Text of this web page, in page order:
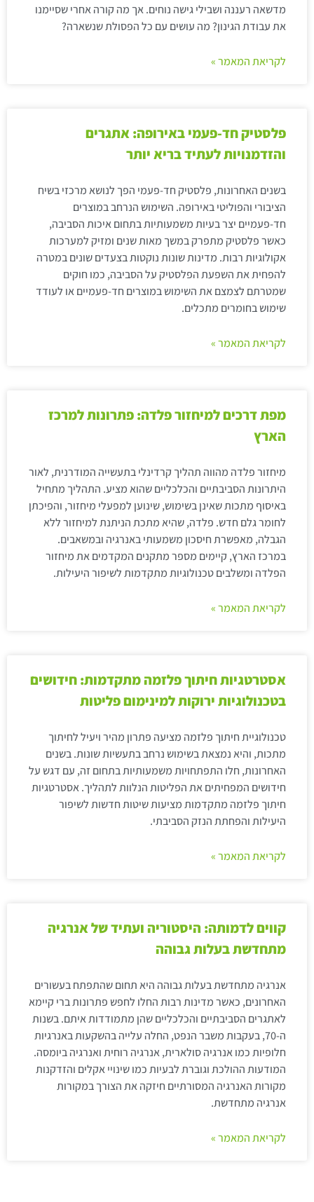
מדשאה רעננה ושבילי גישה נוחים. אך מה קורה אחרי שסיימנו
את עבודת הגינון? מה עושים עם כל הפסולת שנשארה?
לקריאת המאמר »
פלסטיק חד-פעמי באירופה: אתגרים
והזדמנויות לעתיד בריא יותר
בשנים האחרונות, פלסטיק חד-פעמי הפך לנושא מרכזי בשיח
הציבורי והפוליטי באירופה. השימוש הנרחב במוצרים
חד-פעמיים יצר בעיות משמעותיות בתחום איכות הסביבה,
כאשר פלסטיק מתפרק במשך מאות שנים ומזיק למערכות
אקולוגיות רבות. מדינות שונות נוקטות בצעדים שונים במטרה
להפחית את השפעת הפלסטיק על הסביבה, כמו חוקים
שמטרתם לצמצם את השימוש במוצרים חד-פעמיים או לעודד
שימוש בחומרים מתכלים.
לקריאת המאמר »
מפת דרכים למיחזור פלדה: פתרונות למרכז
הארץ
מיחזור פלדה מהווה תהליך קרדינלי בתעשייה המודרנית, לאור
היתרונות הסביבתיים והכלכליים שהוא מציע. התהליך מתחיל
באיסוף מתכות שאינן בשימוש, שינוען למפעלי מיחזור, והפיכתן
לחומר גלם חדש. פלדה, שהיא מתכת הניתנת למיחזור ללא
הגבלה, מאפשרת חיסכון משמעותי באנרגיה ובמשאבים.
במרכז הארץ, קיימים מספר מתקנים המקדמים את מיחזור
הפלדה ומשלבים טכנולוגיות מתקדמות לשיפור היעילות.
לקריאת המאמר »
אסטרטגיות חיתוך פלזמה מתקדמות: חידושים
בטכנולוגיות ירוקות למינימום פליטות
טכנולוגיית חיתוך פלזמה מציעה פתרון מהיר ויעיל לחיתוך
מתכות, והיא נמצאת בשימוש נרחב בתעשיות שונות. בשנים
האחרונות, חלו התפתחויות משמעותיות בתחום זה, עם דגש על
חידושים המפחיתים את הפליטות הנלוות לתהליך. אסטרטגיות
חיתוך פלזמה מתקדמות מציעות שיטות חדשות לשיפור
היעילות והפחתת הנזק הסביבתי.
לקריאת המאמר »
קווים לדמותה: היסטוריה ועתיד של אנרגיה
מתחדשת בעלות גבוהה
אנרגיה מתחדשת בעלות גבוהה היא תחום שהתפתח בעשורים
האחרונים, כאשר מדינות רבות החלו לחפש פתרונות ברי קיימא
לאתגרים הסביבתיים והכלכליים שהן מתמודדות איתם. בשנות
ה-70, בעקבות משבר הנפט, החלה עלייה בהשקעות באנרגיות
חלופיות כמו אנרגיה סולארית, אנרגיה רוחית ואנרגיה ביומסה.
המודעות ההולכת וגוברת לבעיות כמו שינויי אקלים והזדקנות
מקורות האנרגיה המסורתיים חיזקה את הצורך במקורות
אנרגיה מתחדשת.
לקריאת המאמר »